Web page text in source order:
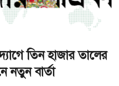
তিন হাজার তালের
নতুন বার্তা